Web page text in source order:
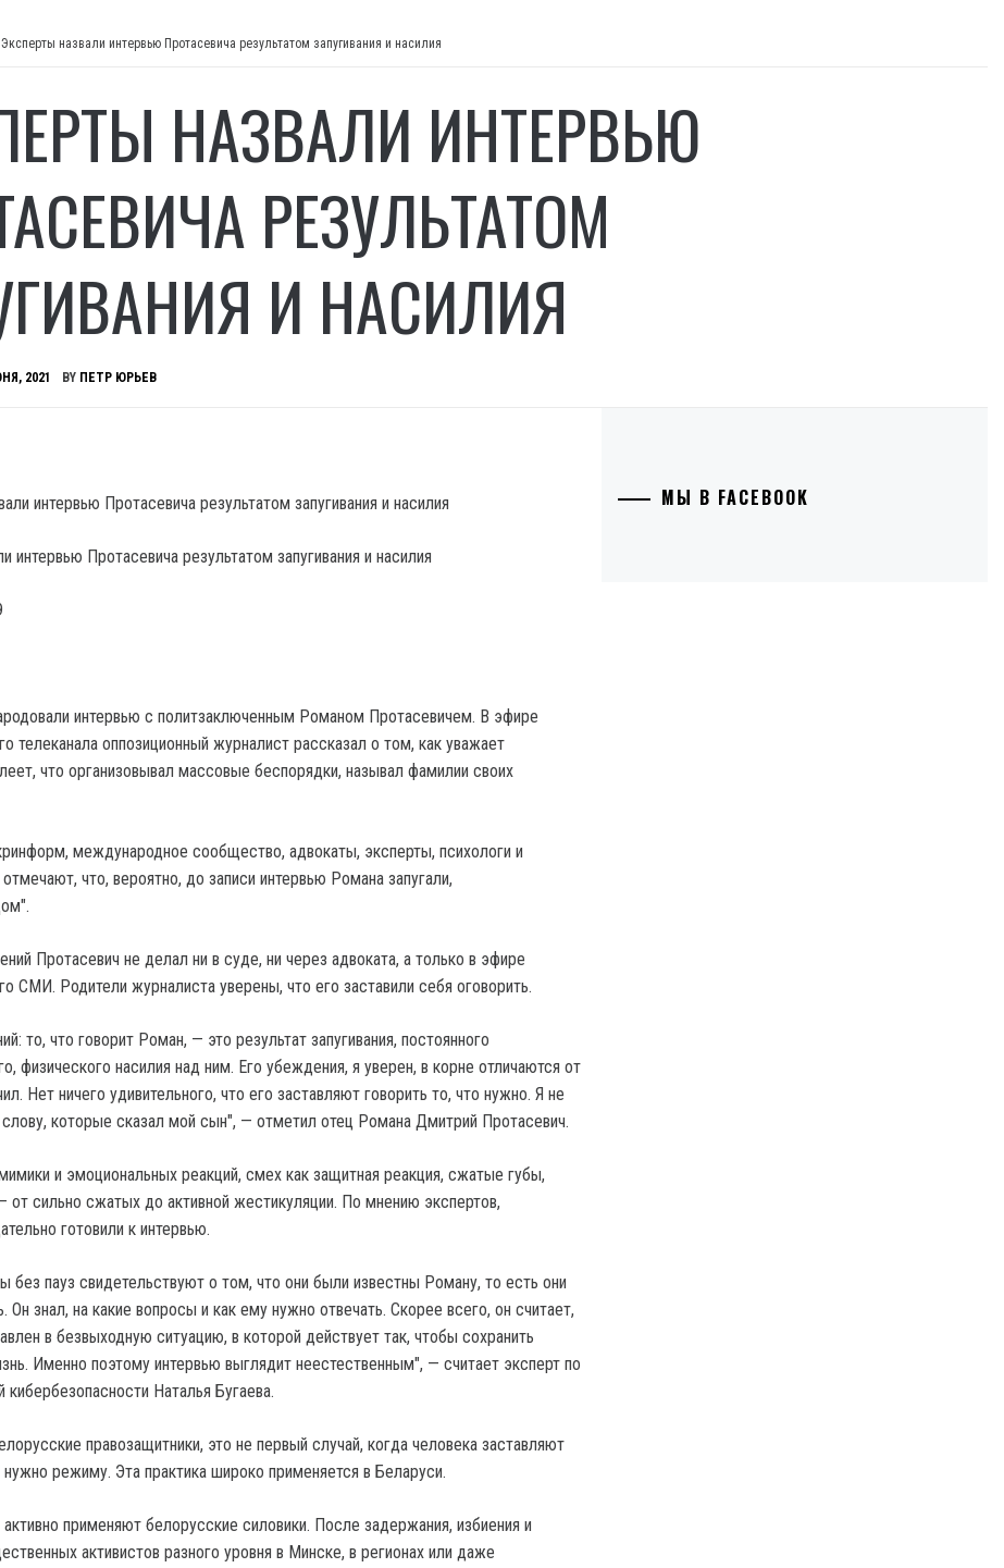
Эксперты назвали интервью Протасевича результатом запугивания и насилия
НАЗВАЛИ ИНТЕРВЬЮ
РЕЗУЛЬТАТОМ
И НАСИЛИЯ
2021 BY ПЕТР ЮРЬЕВ
интервью Протасевича результатом запугивания и насилия
интервью с политзаключенным Романом Протасевичем. В эфире
телеканала оппозиционный журналист рассказал о том, как уважает
что организовывал массовые беспорядки, называл фамилии своих
международное сообщество, адвокаты, эксперты, психологи и
что, вероятно, до записи интервью Романа запугали,
Протасевич не делал ни в суде, ни через адвоката, а только в эфире
СМИ. Родители журналиста уверены, что его заставили себя оговорить.
то, что говорит Роман, — это результат запугивания, постоянного
физического насилия над ним. Его убеждения, я уверен, в корне отличаются от
Нет ничего удивительного, что его заставляют говорить то, что нужно. Я не
которые сказал мой сын", — отметил отец Романа Дмитрий Протасевич.
и эмоциональных реакций, смех как защитная реакция, сжатые губы,
от сильно сжатых до активной жестикуляции. По мнению экспертов,
готовили к интервью.
без пауз свидетельствуют о том, что они были известны Роману, то есть они
Он знал, на какие вопросы и как ему нужно отвечать. Скорее всего, он считает,
в безвыходную ситуацию, в которой действует так, чтобы сохранить
Именно поэтому интервью выглядит неестественным", — считает эксперт по
кибербезопасности Наталья Бугаева.
правозащитники, это не первый случай, когда человека заставляют
нужно режиму. Эта практика широко применяется в Беларуси.
применяют белорусские силовики. После задержания, избиения и
активистов разного уровня в Минске, в регионах или даже
МЫ В FACEBOOK